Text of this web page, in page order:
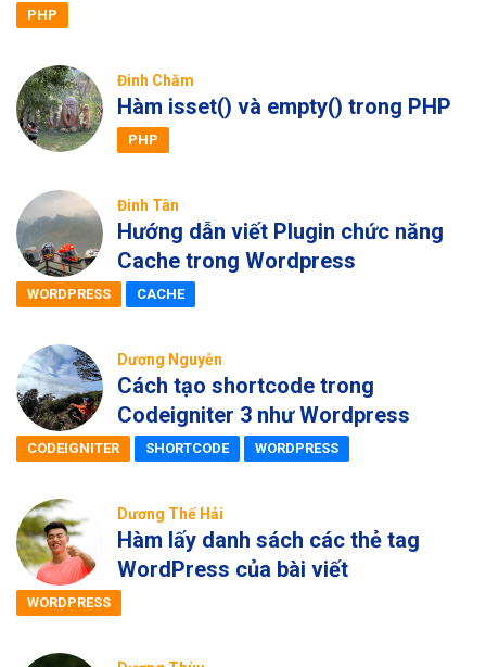
PHP
Đinh Chăm
Hàm isset() và empty() trong PHP
PHP
Đinh Tân
Hướng dẫn viết Plugin chức năng
Cache trong Wordpress
WORDPRESS CACHE
Dương Nguyễn
Cách tạo shortcode trong
Codeigniter 3 như Wordpress
CODEIGNITER SHORTCODE WORDPRESS
Dương Thế Hải
Hàm lấy danh sách các thẻ tag
WordPress của bài viết
WORDPRESS